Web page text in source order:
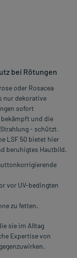
bei Rötungen
oder Rosacea
nur dekorative
sofort
und die
- schützt.
LSF 50 bietet hier
beruhigtes Hautbild.
vor UV-bedingten
zu fetten.
sie im Alltag
Expertise von